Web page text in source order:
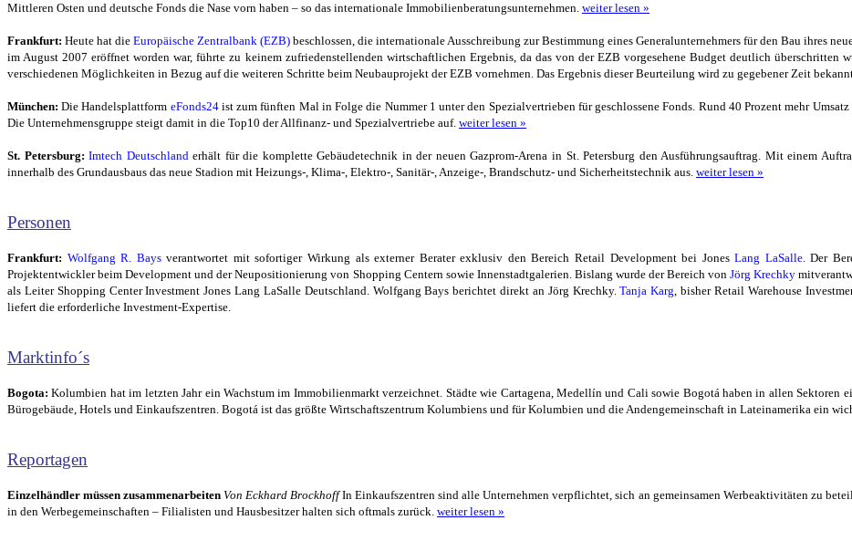
Mittleren Osten und deutsche Fonds die Nase vorn haben – so das internationale Immobilienberatungsunternehmen. weiter lesen »
Frankfurt: Heute hat die Europäische Zentralbank (EZB) beschlossen, die internationale Ausschreibung zur Bestimmung eines Generalunternehmers für den Bau ihres
im August 2007 eröffnet worden war, führte zu keinem zufriedenstellenden wirtschaftlichen Ergebnis, da das von der EZB vorgesehene Budget deutlich überschritten
verschiedenen Möglichkeiten in Bezug auf die weiteren Schritte beim Neubauprojekt der EZB vornehmen. Das Ergebnis dieser Beurteilung wird zu gegebener Zeit
München: Die Handelsplattform eFonds24ist zum fünften Mal in Folge die Nummer 1 unter den Spezialvertrieben für geschlossene Fonds. Rund 40 Prozent mehr
Die Unternehmensgruppe steigt damit in die Top10 der Allfinanz- und Spezialvertriebe auf. weiter lesen »
St. Petersburg: Imtech Deutschlanderhält für die komplette Gebäudetechnik in der neuen Gazprom-Arena in St. Petersburg den Ausführungsauftrag. Mit einem
innerhalb des Grundausbaus das neue Stadion mit Heizungs-, Klima-, Elektro-, Sanitär-, Anzeige-, Brandschutz- und Sicherheitstechnik aus. weiter lesen »
Personen
Frankfurt: Wolfgang R. Baysverantwortet mit sofortiger Wirkung als externer Berater exklusiv den Bereich Retail Development bei JonesLang LaSalle. Der
Projektentwickler beim Development und der Neupositionierung von Shopping Centern sowie Innenstadtgalerien. Bislang wurde der Bereich vonJörg Krechky
als Leiter Shopping Center Investment Jones Lang LaSalle Deutschland. Wolfgang Bays berichtet direkt an Jörg Krechky.Tanja Karg, bisher Retail Warehouse
liefert die erforderliche Investment-Expertise.
Marktinfo´s
Bogota: Kolumbien hat im letzten Jahr ein Wachstum im Immobilienmarkt verzeichnet. Städte wie Cartagena, Medellín und Cali sowie Bogotá haben in allen Sektoren
Bürogebäude, Hotels und Einkaufszentren. Bogotá ist das größte Wirtschaftszentrum Kolumbiens und für Kolumbien und die Andengemeinschaft in Lateinamerika ein
Reportagen
Einzelhändler müssen zusammenarbeitenVon Eckhard BrockhoffIn Einkaufszentren sind alle Unternehmen verpflichtet, sich an gemeinsamen Werbeaktivitäten zu
in den Werbegemeinschaften – Filialisten und Hausbesitzer halten sich oftmals zurück. weiter lesen »